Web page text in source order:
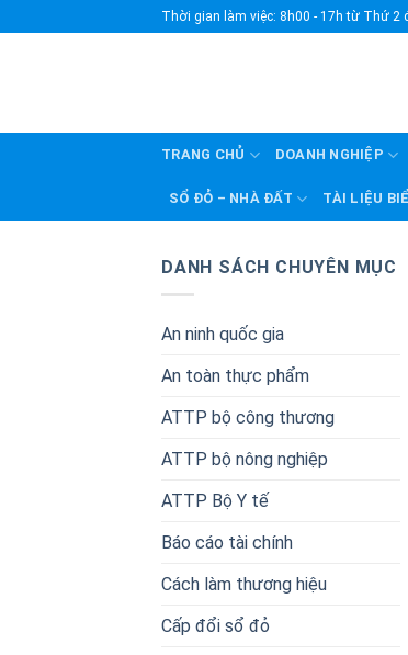
to
Thời gian làm việc: 8h00 - 17h từ Thứ 2
TRANG CHỦ DOANH NGHIỆP
SỔ ĐỎ – NHÀ ĐẤT TÀI LIỆU
DANH SÁCH CHUYÊN MỤC
An ninh quốc gia
An toàn thực phẩm
ATTP bộ công thương
ATTP bộ nông nghiệp
ATTP Bộ Y tế
Báo cáo tài chính
Cách làm thương hiệu
Cấp đổi sổ đỏ